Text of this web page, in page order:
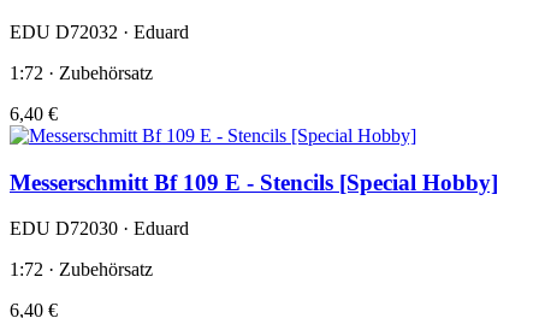
EDU D72032 · Eduard
1:72 · Zubehörsatz
6,40 €
Messerschmitt Bf 109 E - Stencils [Special Hobby]
EDU D72030 · Eduard
1:72 · Zubehörsatz
6,40 €